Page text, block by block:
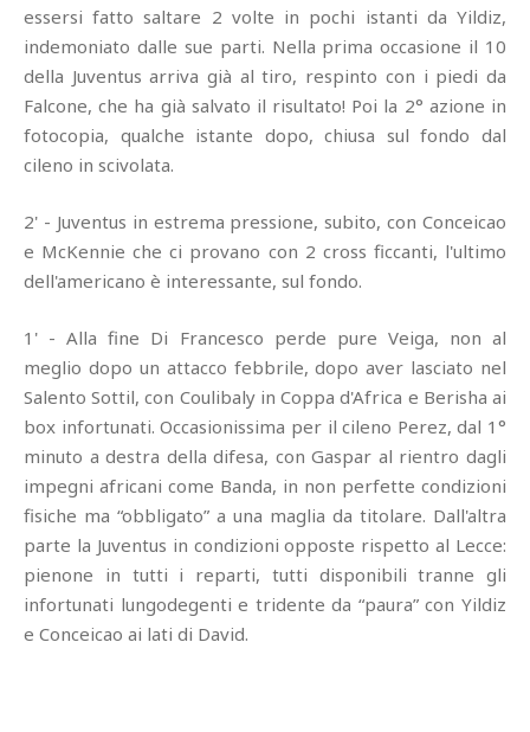
essersi fatto saltare 2 volte in pochi istanti da Yildiz,
indemoniato dalle sue parti. Nella prima occasione il 10
della Juventus arriva già al tiro, respinto con i piedi da
Falcone, che ha già salvato il risultato! Poi la 2° azione in
fotocopia, qualche istante dopo, chiusa sul fondo dal
cileno in scivolata.
2' - Juventus in estrema pressione, subito, con Conceicao
e McKennie che ci provano con 2 cross ficcanti, l'ultimo
dell'americano è interessante, sul fondo.
1' - Alla fine Di Francesco perde pure Veiga, non al
meglio dopo un attacco febbrile, dopo aver lasciato nel
Salento Sottil, con Coulibaly in Coppa d'Africa e Berisha ai
box infortunati. Occasionissima per il cileno Perez, dal 1°
minuto a destra della difesa, con Gaspar al rientro dagli
impegni africani come Banda, in non perfette condizioni
fisiche ma “obbligato” a una maglia da titolare. Dall'altra
parte la Juventus in condizioni opposte rispetto al Lecce:
pienone in tutti i reparti, tutti disponibili tranne gli
infortunati lungodegenti e tridente da “paura” con Yildiz
e Conceicao ai lati di David.